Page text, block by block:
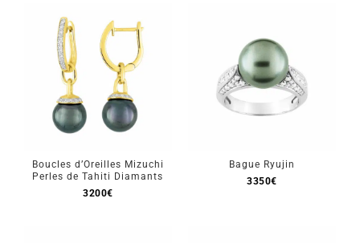
Boucles d’Oreilles Mizuchi
Perles de Tahiti Diamants
3200€
Bague Ryujin
3350€